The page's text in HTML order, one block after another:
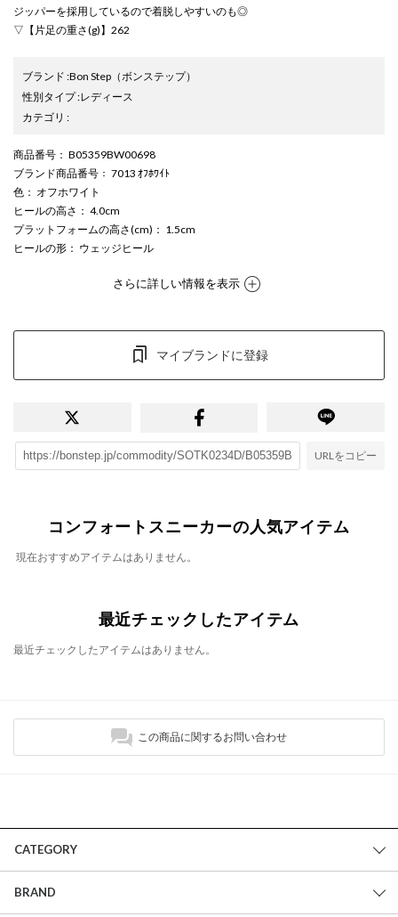
ジッパーを採用しているので着脱しやすいのも◎
▽【片足の重さ(g)】262
ブランド :Bon Step （ボンステップ）
性別タイプ:レディース
カテゴリ :
商品番号 ： B05359BW00698
ブランド商品番号 ： 7013 ｵﾌﾎﾜｲﾄ
色 ： オフホワイト
ヒールの高さ ： 4.0cm
プラットフォームの高さ(cm) ： 1.5cm
ヒールの形 ： ウェッジヒール
さらに詳しい情報を表示
マイブランドに登録
URLをコピー
コンフォートスニーカーの人気アイテム
現在おすすめアイテムはありません。
最近チェックしたアイテム
最近チェックしたアイテムはありません。
この商品に関するお問い合わせ
CATEGORY
BRAND